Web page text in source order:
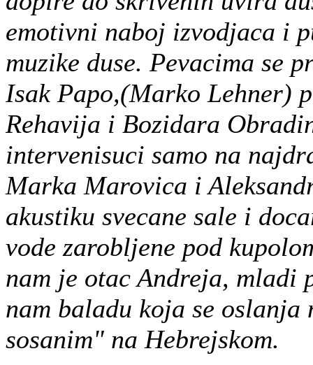
emotivni naboj izvodjaca i
muzike duse. Pevacima se
Isak Papo,(Marko Lehner)
Rehavija i Bozidara
intervenisuci samo na
Marka Marovica i
akustiku svecane sale i
vode zarobljene pod
nam je otac Andreja, mladi
nam baladu koja se oslanja
sosanim" na Hebrejskom.